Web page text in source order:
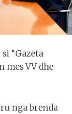
“Gazeta
mes VV dhe
nga brenda